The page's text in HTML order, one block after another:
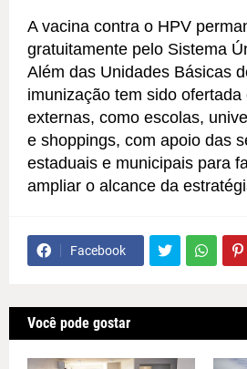
A vacina contra o HPV
gratuitamente pelo Sistema
Além das Unidades Básicas
imunização tem sido ofertada
externas, como escolas,
e shoppings, com apoio das
estaduais e municipais para
ampliar o alcance da
Facebook
Você pode gostar